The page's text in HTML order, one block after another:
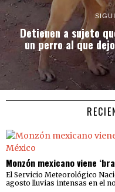
Detienen a sujeto
un perro al que
Monzón mexicano viene
El Servicio Meteorológico
agosto lluvias intensas en el